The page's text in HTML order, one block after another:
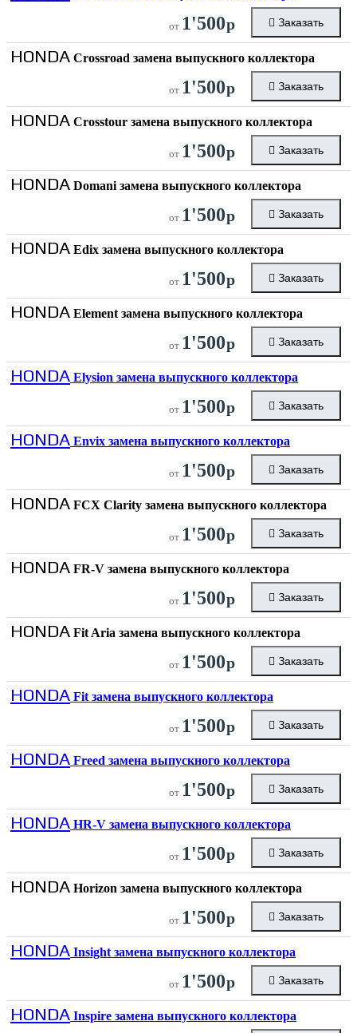
от 1'500р Заказать
HONDA Crossroad замена выпускного коллектора
от 1'500р Заказать
HONDA Crosstour замена выпускного коллектора
от 1'500р Заказать
HONDA Domani замена выпускного коллектора
от 1'500р Заказать
HONDA Edix замена выпускного коллектора
от 1'500р Заказать
HONDA Element замена выпускного коллектора
от 1'500р Заказать
HONDA Elysion замена выпускного коллектора
от 1'500р Заказать
HONDA Envix замена выпускного коллектора
от 1'500р Заказать
HONDA FCX Clarity замена выпускного коллектора
от 1'500р Заказать
HONDA FR-V замена выпускного коллектора
от 1'500р Заказать
HONDA Fit Aria замена выпускного коллектора
от 1'500р Заказать
HONDA Fit замена выпускного коллектора
от 1'500р Заказать
HONDA Freed замена выпускного коллектора
от 1'500р Заказать
HONDA HR-V замена выпускного коллектора
от 1'500р Заказать
HONDA Horizon замена выпускного коллектора
от 1'500р Заказать
HONDA Insight замена выпускного коллектора
от 1'500р Заказать
HONDA Inspire замена выпускного коллектора